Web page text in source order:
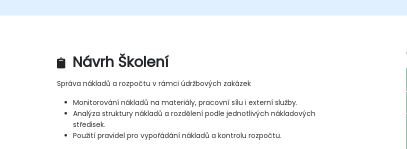
Návrh Školení
Správa nákladů a rozpočtu v rámci údržbových zakázek
Monitorování nákladů na materiály, pracovní sílu i externí služby.
Analýza struktury nákladů a rozdělení podle jednotlivých nákladových
středisek.
Použití pravidel pro vypořádání nákladů a kontrolu rozpočtu.